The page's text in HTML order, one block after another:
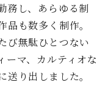
務し、あらゆる制
も数多く制作。
び無駄ひとつない
ーマ、カルティオな
り出しました。